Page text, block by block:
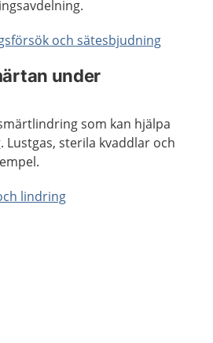
och sätesbjudning
under
som kan hjälpa
sterila kvaddlar och
lindring